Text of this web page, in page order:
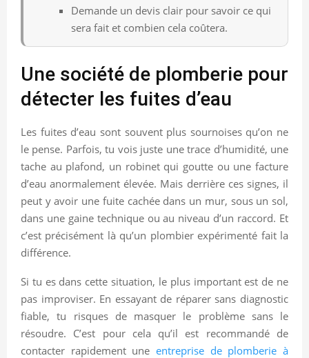
Demande un devis clair pour savoir ce qui
sera fait et combien cela coûtera.
Une société de plomberie pour
détecter les fuites d’eau
Les fuites d’eau sont souvent plus sournoises qu’on ne
le pense. Parfois, tu vois juste une trace d’humidité, une
tache au plafond, un robinet qui goutte ou une facture
d’eau anormalement élevée. Mais derrière ces signes, il
peut y avoir une fuite cachée dans un mur, sous un sol,
dans une gaine technique ou au niveau d’un raccord. Et
c’est précisément là qu’un plombier expérimenté fait la
différence.
Si tu es dans cette situation, le plus important est de ne
pas improviser. En essayant de réparer sans diagnostic
fiable, tu risques de masquer le problème sans le
résoudre. C’est pour cela qu’il est recommandé de
contacter rapidement une entreprise de plomberie à